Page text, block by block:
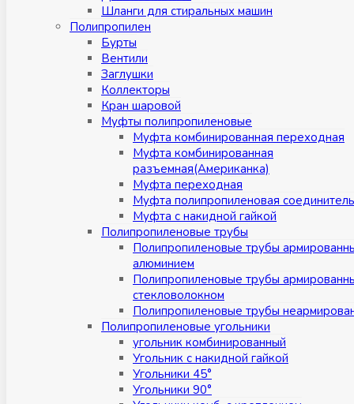
Шланги для стиральных машин
Полипропилен
Бурты
Вентили
Заглушки
Коллекторы
Кран шаровой
Муфты полипропиленовые
Муфта комбинированная переходная
Муфта комбинированная
разъемная(Американка)
Муфта переходная
Муфта полипропиленовая
Муфта с накидной гайкой
Полипропиленовые трубы
Полипропиленовые трубы
алюминием
Полипропиленовые трубы
стекловолокном
Полипропиленовые трубы
Полипропиленовые угольники
угольник комбинированный
Угольник с накидной гайкой
Угольники 45°
Угольники 90°